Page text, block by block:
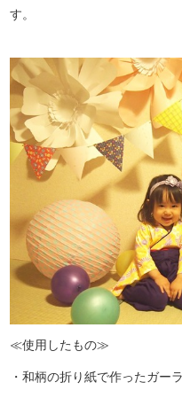
す。
≪使用したもの≫
・和柄の折り紙で作ったガー